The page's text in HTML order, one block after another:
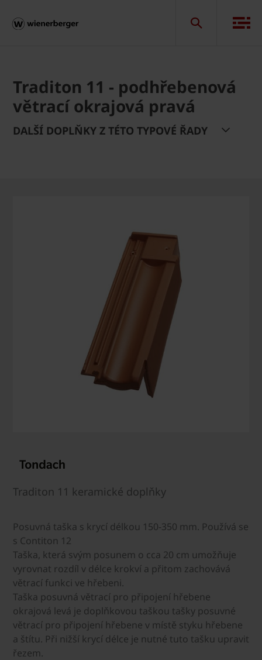
Traditon 11 - podhřebenová
větrací okrajová pravá
DALŠÍ DOPLŇKY Z TÉTO TYPOVÉ ŘADY
Traditon 11 keramické doplňky
Posuvná taška s krycí délkou 150-350 mm. Používá se
s Contiton 12
Taška, která svým posunem o cca 20 cm umožňuje
vyrovnat rozdíl v délce krokví a přitom zachovává
větrací funkci ve hřebeni.
Taška posuvná větrací pro připojení hřebene
okrajová levá je doplňkovou taškou tašky posuvné
větrací pro připojení hřebene v místě styku hřebene
a štítu. Při nižší krycí délce je nutné tuto tašku upravit
řezem.